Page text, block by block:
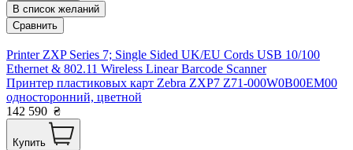
В список желаний
Сравнить
Printer ZXP Series 7; Single Sided UK/EU Cords USB 10/100
Ethernet & 802.11 Wireless Linear Barcode Scanner
Принтер пластиковых карт Zebra ZXP7 Z71-000W0B00EM00
односторонний, цветной
142 590 ₴
Купить